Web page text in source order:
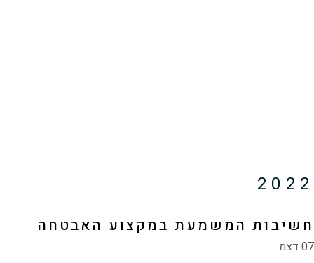
2022
חשיבות המשמעת במקצוע האבטחה
07 דצמ